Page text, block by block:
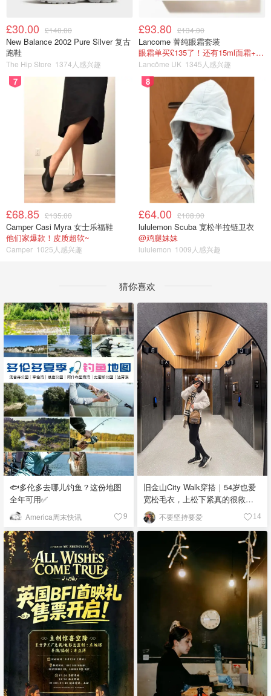
£30.00 £140.00
New Balance 2002 Pure Silver 复古
跑鞋
The Hip Store 1374人感兴趣
£93.80 £134.00
Lancome 菁纯眼霜套装
眼霜单买£135了！还有15ml面霜+5ml精华~！
Lancôme UK 1345人感兴趣
7
£68.85 £135.00
Camper Casi Myra 女士乐福鞋
他们家爆款！皮质超软~
Camper 1025人感兴趣
8
£64.00 £108.00
lululemon Scuba 宽松半拉链卫衣
@鸡腿妹妹
lululemon 1009人感兴趣
猜你喜欢
🐟多伦多去哪儿钓鱼？这份地图
全年可用✅
America周末快讯 9
旧金山City Walk穿搭｜54岁也爱
宽松毛衣，上松下紧真的很救比
例
不要坚持要爱 14